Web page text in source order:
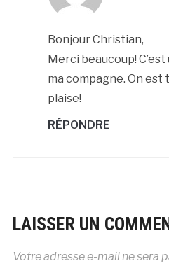
Bonjour Christian,
Merci beaucoup!
ma compagne. On
plaise!
RÉPONDRE
LAISSER UN
Votre adresse e-mail ne sera